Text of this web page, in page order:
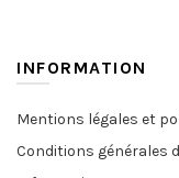
INFORMATION
Mentions légales et
Conditions générales